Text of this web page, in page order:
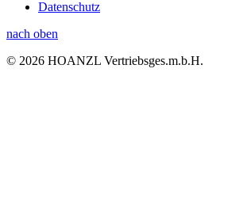
Datenschutz
nach oben
© 2026 HOANZL Vertriebsges.m.b.H.